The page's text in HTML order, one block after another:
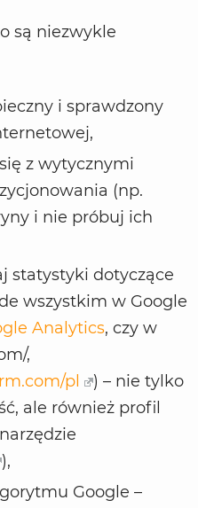
są niezwykle
i sprawdzony
z wytycznymi
(np.
i nie próbuj ich
statystyki dotyczące
wszystkim w Google
Analytics, czy w
,
pl
) – nie tylko
ale również profil
),
Google –